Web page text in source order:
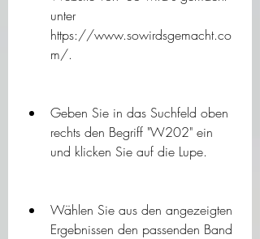
unter
https://www.sowirdsgemacht.co
m/.
Geben Sie in das Suchfeld oben
rechts den Begriff "W202" ein
und klicken Sie auf die Lupe.
Wählen Sie aus den angezeigten
Ergebnissen den passenden Band